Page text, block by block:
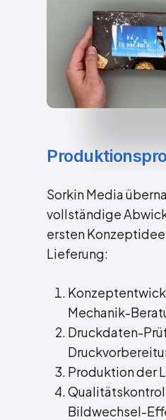
Sorkin Media
vollständige
ersten
Lieferung:
Mechanik-
Druckdaten-
Produktion der
Bildwechsel-